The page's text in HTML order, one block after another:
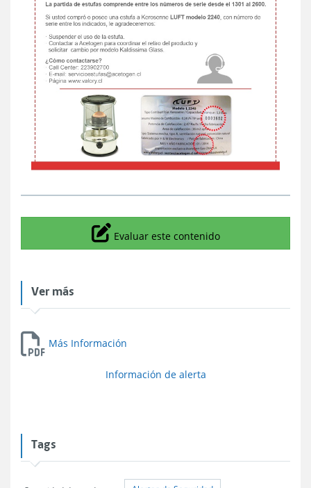
Icono
Evaluar este contenido
Ver más
Más Información
Información de alerta
Tags